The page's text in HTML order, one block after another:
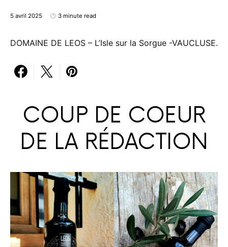
5 avril 2025 3 minute read
DOMAINE DE LEOS – L’Isle sur la Sorgue -VAUCLUSE.
COUP DE COEUR
DE LA RÉDACTION